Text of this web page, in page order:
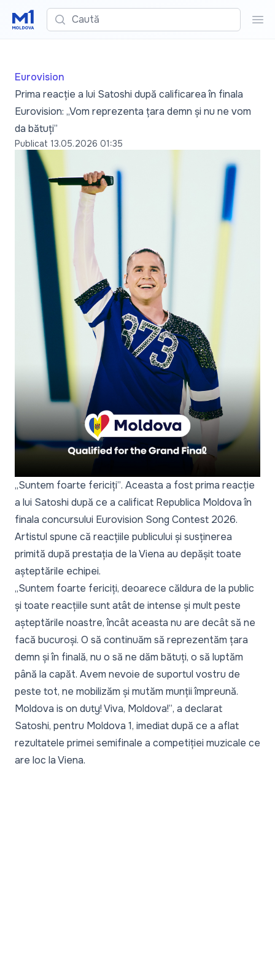
Caută
Eurovision
Prima reacție a lui Satoshi după calificarea în finala
Eurovision: „Vom reprezenta țara demn și nu ne vom
da bătuți”
Publicat 13.05.2026 01:35
„Suntem foarte fericiți”. Aceasta a fost prima reacție
a lui Satoshi după ce a calificat Republica Moldova în
finala concursului Eurovision Song Contest 2026.
Artistul spune că reacțiile publicului și susținerea
primită după prestația de la Viena au depășit toate
așteptările echipei.
„Suntem foarte fericiți, deoarece căldura de la public
și toate reacțiile sunt atât de intense și mult peste
așteptările noastre, încât aceasta nu are decât să ne
facă bucuroși. O să continuăm să reprezentăm țara
demn și în finală, nu o să ne dăm bătuți, o să luptăm
până la capăt. Avem nevoie de suportul vostru de
peste tot, ne mobilizăm și mutăm munții împreună.
Moldova is on duty! Viva, Moldova!”, a declarat
Satoshi, pentru Moldova 1, imediat după ce a aflat
rezultatele primei semifinale a competiției muzicale ce
are loc la Viena.